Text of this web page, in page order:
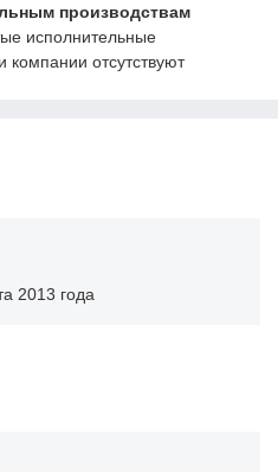
производствам
исполнительные
компании отсутствуют
2013 года